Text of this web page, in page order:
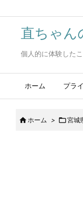
直ちゃん
個人的に体験した
ホーム プラ
 ホーム > 宮城